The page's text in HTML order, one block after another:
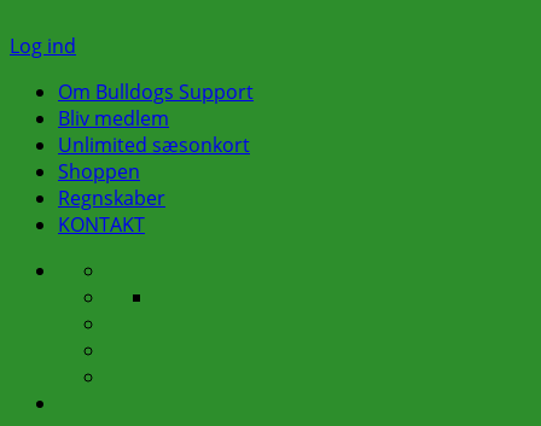
Log ind
Om Bulldogs Support
Bliv medlem
Unlimited sæsonkort
Shoppen
Regnskaber
KONTAKT
Om
Bulldogs
Support
Busture